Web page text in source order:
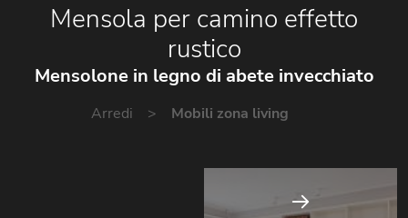
Mensola per camino effetto
rustico
Mensolone in legno di abete invecchiato
Arredi Mobili zona living